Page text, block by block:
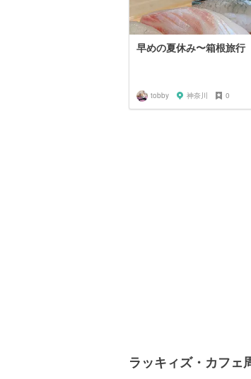
早めの夏休み〜箱根旅行
tobby 神奈川 0
ラッキィズ・カフェ